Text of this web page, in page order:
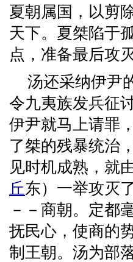
夏朝属国，以剪
天下。夏桀陷于
点，准备最后攻
汤还采纳伊尹
令九夷族发兵征
伊尹就马上请罪
了桀的残暴统治
见时机成熟，就
丘东）一举攻灭
－－商朝。定都
抚民心，使商的
制王朝。汤为部